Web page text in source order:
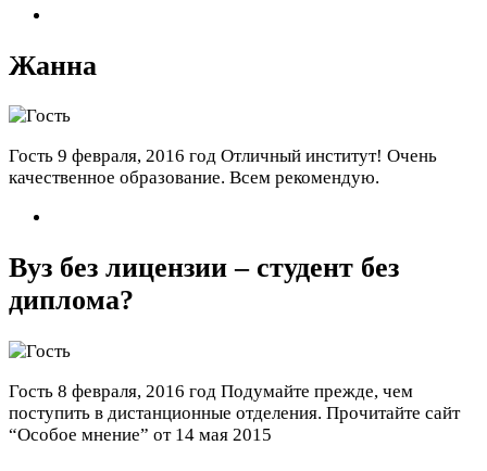
Жанна
Гость 9 февраля, 2016 год Отличный институт! Очень
качественное образование. Всем рекомендую.
Вуз без лицензии – студент без
диплома?
Гость 8 февраля, 2016 год Подумайте прежде, чем
поступить в дистанционные отделения. Прочитайте сайт
“Особое мнение” от 14 мая 2015